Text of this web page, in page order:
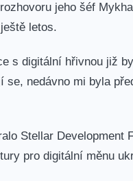
jeho šéf
letos.
s digitální hřivnou již
se, nedávno mi byla
Stellar
pro digitální měnu